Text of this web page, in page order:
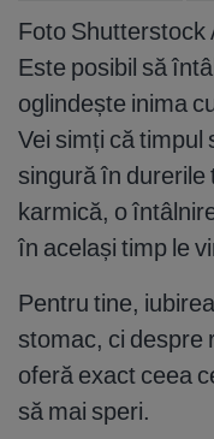
Foto Shutterstock
Este posibil să
oglindește inima
Vei simți că timpul
singură în durerile
karmică, o
în același timp le
Pentru tine,
stomac, ci despre
oferă exact ceea
să mai speri.